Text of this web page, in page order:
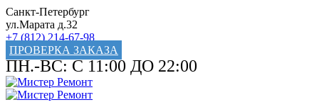
Санкт-Петербург
ул.Марата д.32
+7 (812) 214-67-98
ПРОВЕРКА ЗАКАЗА
ПН.-ВС: С 11:00 ДО 22:00